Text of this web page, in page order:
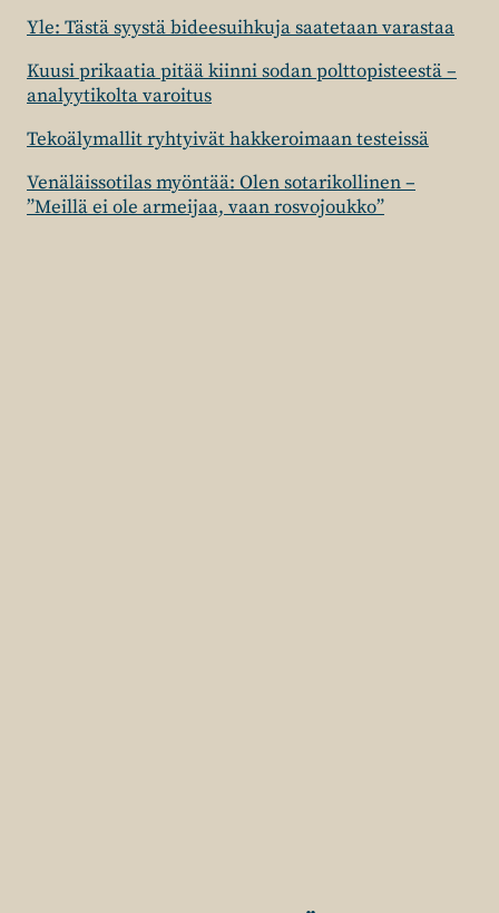
Yle: Tästä syystä bideesuihkuja saatetaan varastaa
Kuusi prikaatia pitää kiinni sodan polttopisteestä –
analyytikolta varoitus
Tekoälymallit ryhtyivät hakkeroimaan testeissä
Venäläissotilas myöntää: Olen sotarikollinen –
”Meillä ei ole armeijaa, vaan rosvojoukko”